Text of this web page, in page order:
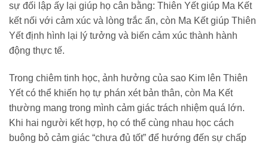
sự đối lập ấy lại giúp họ cân bằng: Thiên Yết giúp Ma Kết
kết nối với cảm xúc và lòng trắc ẩn, còn Ma Kết giúp Thiên
Yết định hình lại lý tưởng và biến cảm xúc thành hành
động thực tế.
Trong chiêm tinh học, ảnh hưởng của sao Kim lên Thiên
Yết có thể khiến họ tự phán xét bản thân, còn Ma Kết
thường mang trong mình cảm giác trách nhiệm quá lớn.
Khi hai người kết hợp, họ có thể cùng nhau học cách
buông bỏ cảm giác “chưa đủ tốt” để hướng đến sự chấp